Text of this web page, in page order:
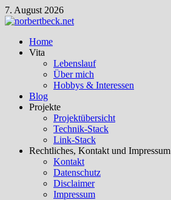
Zum
Inhalt
7. August 2026
Home
Vita
Lebenslauf
Über mich
Hobbys & Interessen
Blog
Projekte
Projektübersicht
Technik-Stack
Link-Stack
Rechtliches, Kontakt und Impressum
Kontakt
Datenschutz
Disclaimer
Impressum